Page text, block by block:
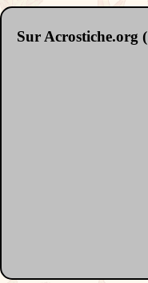
Sur Acrostiche.org (